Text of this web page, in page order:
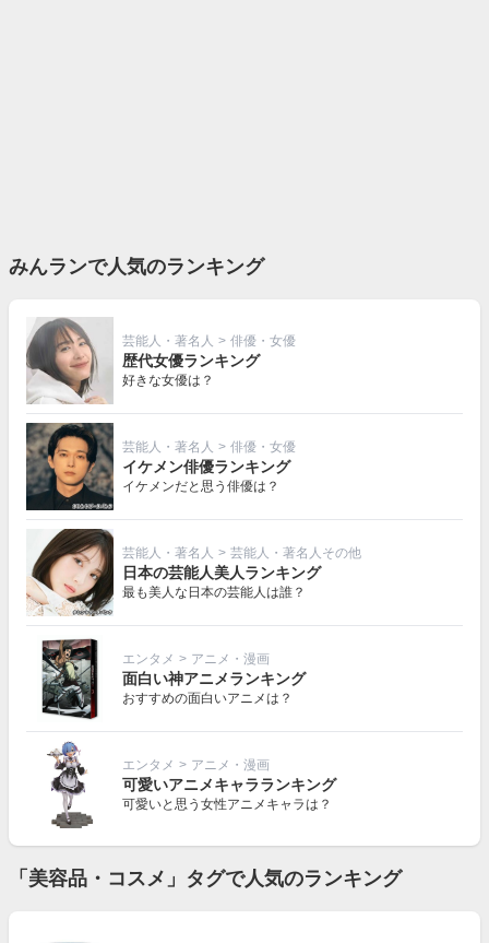
みんランで人気のランキング
芸能人・著名人 > 俳優・女優
歴代女優ランキング
好きな女優は？
芸能人・著名人 > 俳優・女優
イケメン俳優ランキング
イケメンだと思う俳優は？
芸能人・著名人 > 芸能人・著名人その他
日本の芸能人美人ランキング
最も美人な日本の芸能人は誰？
エンタメ > アニメ・漫画
面白い神アニメランキング
おすすめの面白いアニメは？
エンタメ > アニメ・漫画
可愛いアニメキャラランキング
可愛いと思う女性アニメキャラは？
「美容品・コスメ」タグで人気のランキング